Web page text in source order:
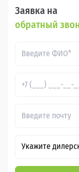
Заявка на
обратный
Укажите